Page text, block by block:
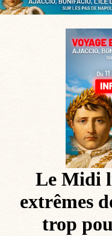
Le Midi
extrêmes
trop